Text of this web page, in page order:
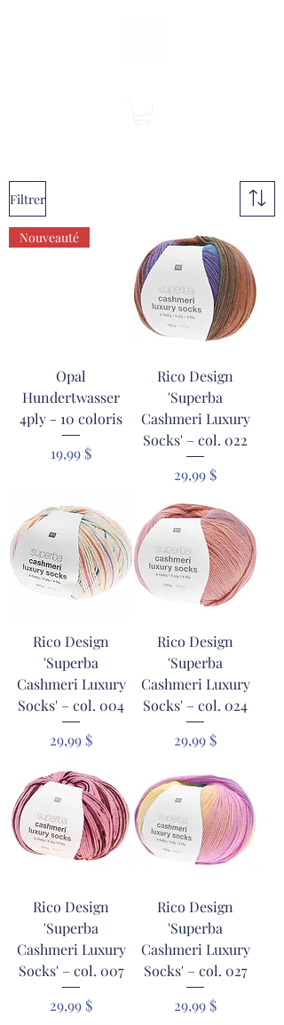
Filtrer
Nouveauté
Opal
Hundertwasser
4ply - 10 coloris
Prix
19,99 $
Rico Design
'Superba
Cashmeri Luxury
Socks' – col. 022
Prix
29,99 $
Rico Design
'Superba
Cashmeri Luxury
Socks' – col. 004
Prix
29,99 $
Rico Design
'Superba
Cashmeri Luxury
Socks' – col. 024
Prix
29,99 $
Rico Design
'Superba
Cashmeri Luxury
Socks' – col. 007
Prix
29,99 $
Rico Design
'Superba
Cashmeri Luxury
Socks' – col. 027
Prix
29,99 $